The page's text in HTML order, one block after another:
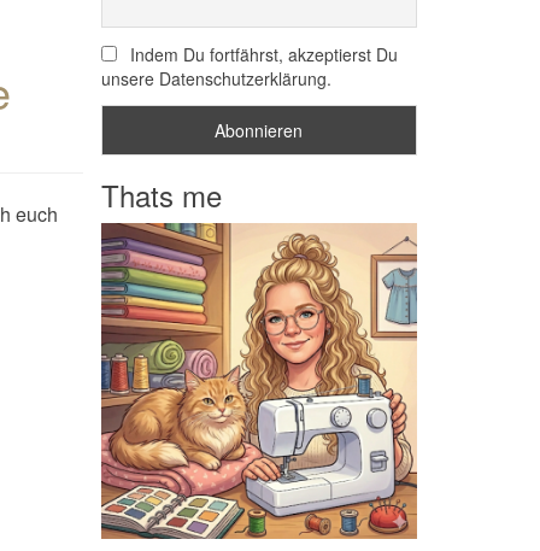
euch
Indem Du fortfährst, akzeptierst Du
unsere Datenschutzerklärung.
Thats me